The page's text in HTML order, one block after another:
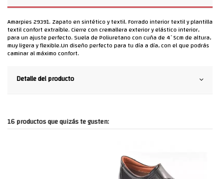
Amarpies 29391. Zapato en sintético y textil. Forrado interior textil y plantilla
textil confort extraíble. Cierre con cremallera exterior y elástico interior,
para un ajuste perfecto. Suela de Poliuretano con cuña de 4´5cm de altura,
muy ligera y flexible.Un diseño perfecto para tu día a día, con el que podrás
caminar al máximo confort.
Detalle del producto
16 productos que quizás te gusten: